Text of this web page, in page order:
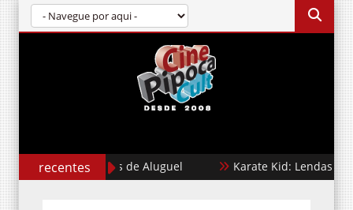
recentesCães de Aluguel Karate Kid: Lendas